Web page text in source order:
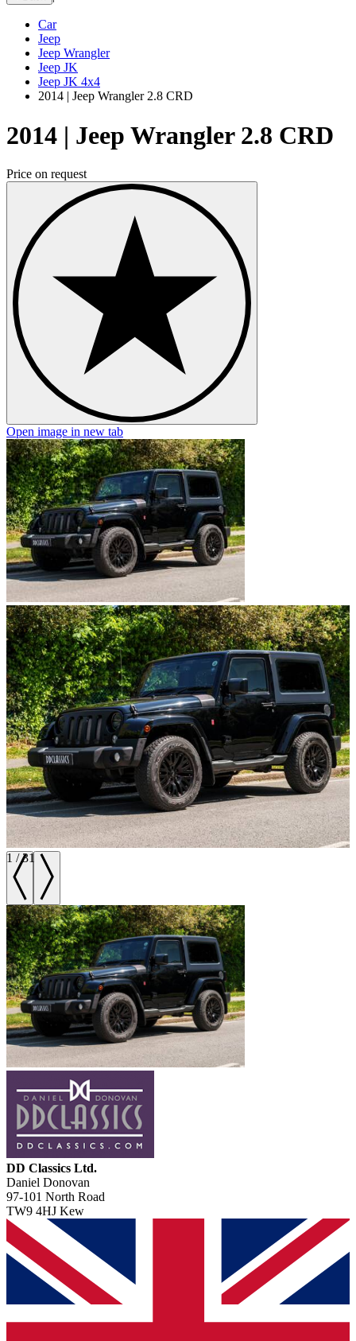
Car
Jeep
Jeep Wrangler
Jeep JK
Jeep JK 4x4
2014 | Jeep Wrangler 2.8 CRD
2014 | Jeep Wrangler 2.8 CRD
Price on request
Open image in new tab
1 /31
DD Classics Ltd.
Daniel Donovan
97-101 North Road
TW9 4HJ Kew